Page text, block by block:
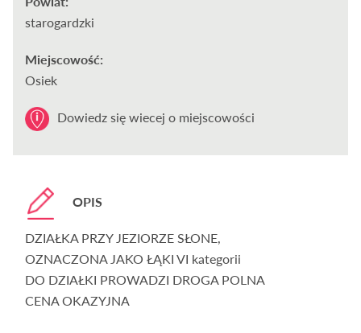
starogardzki
Miejscowość:
Osiek
Dowiedz się wiecej o miejscowości
OPIS
DZIAŁKA PRZY JEZIORZE SŁONE,
OZNACZONA JAKO ŁĄKI VI kategorii
DO DZIAŁKI PROWADZI DROGA POLNA
CENA OKAZYJNA